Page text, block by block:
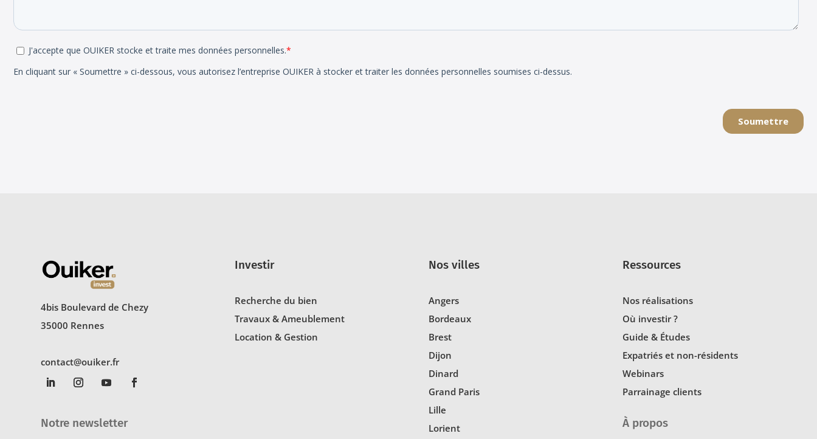
4bis Boulevard de Chezy
35000 Rennes
contact@ouiker.fr
Notre newsletter
Investir
Recherche du bien
Travaux & Ameublement
Location & Gestion
Nos villes
Angers
Bordeaux
Brest
Dijon
Dinard
Grand Paris
Lille
Lorient
Ressources
Nos réalisations
Où investir ?
Guide & Études
Expatriés et non-résidents
Webinars
Parrainage clients
À propos